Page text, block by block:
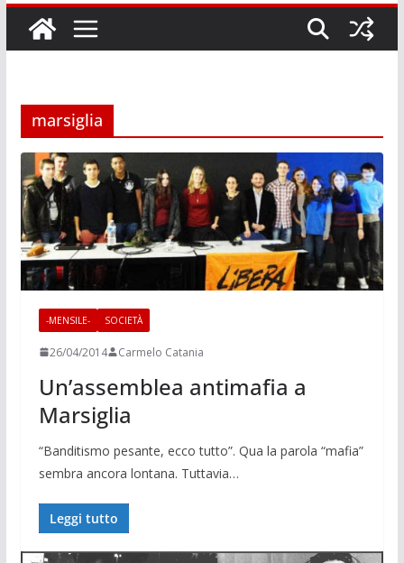
marsiglia
-MENSILE- SOCIETÀ
26/04/2014 Carmelo Catania
Un’assemblea antimafia a
Marsiglia
“Banditismo pesante, ecco tutto”. Qua la pa­rola “mafia”
sembra ancora lontana. Tutta­via…
Leggi tutto